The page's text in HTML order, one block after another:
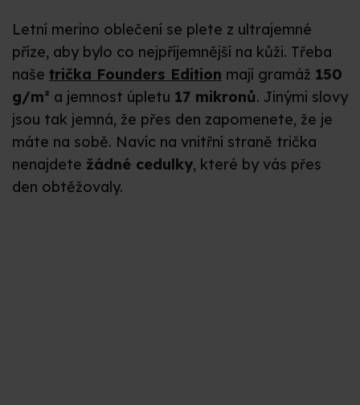
Letní merino oblečení se plete z ultrajemné
příze, aby bylo co nejpříjemnější na kůži. Třeba
naše trička Founders Edition mají gramáž 150
g/m² a jemnost úpletu 17 mikronů. Jinými slovy
jsou tak jemná, že přes den zapomenete, že je
máte na sobě. Navíc na vnitřní straně trička
nenajdete žádné cedulky, které by vás přes
den obtěžovaly.